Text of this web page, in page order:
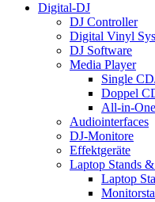
Digital-DJ
DJ Controller
Digital Vinyl
DJ Software
Media Player
Single
Doppel
All-in-
Audiointerfaces
DJ-Monitore
Effektgeräte
Laptop Stands
Laptop